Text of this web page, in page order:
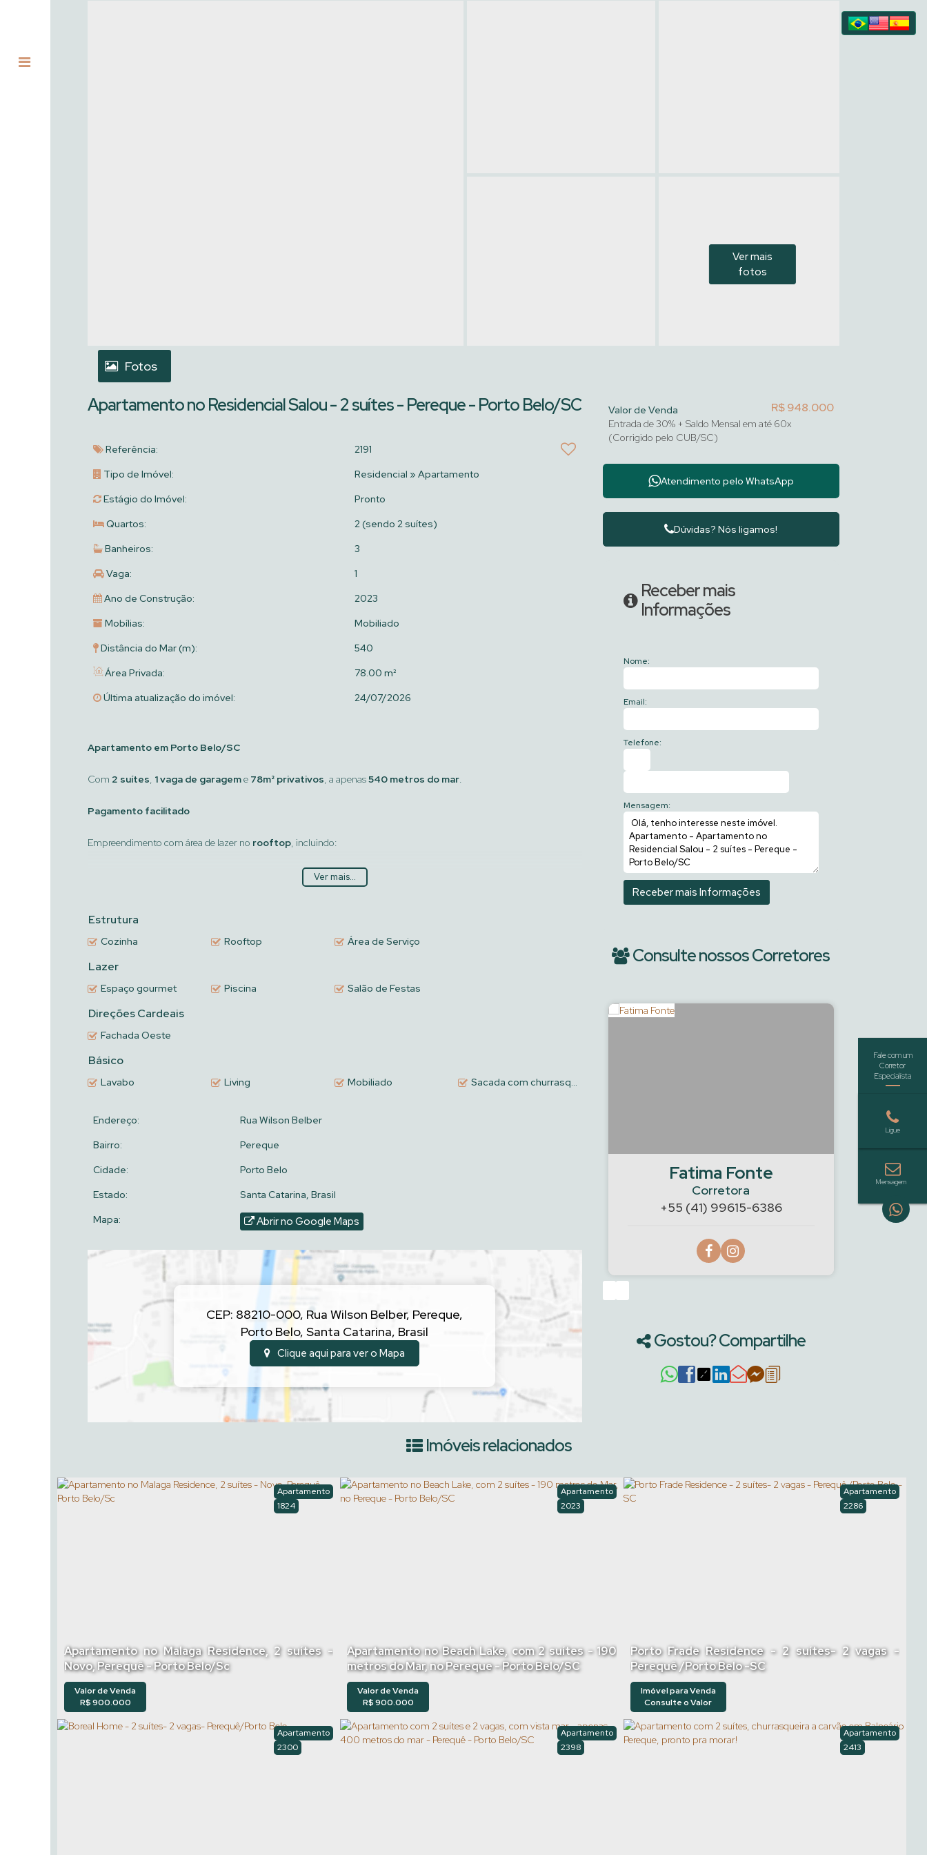
Fotos
Apartamento no Residencial Salou - 2 suítes - Pereque - Porto Belo/SC
Referência:
2191
Tipo de Imóvel:
Residencial » Apartamento
Estágio do Imóvel:
Pronto
Quartos:
2 (sendo 2 suítes)
Banheiros:
3
Vaga:
1
Ano de Construção:
2023
Mobílias:
Mobiliado
Distância do Mar (m):
540
Área Privada:
78.00 m²
Última atualização do imóvel:
24/07/2026
Apartamento em Porto Belo/SC
Com 2 suítes, 1 vaga de garageme 78m² privativos, a apenas540 metros do mar.
Pagamento facilitado
Empreendimento com área de lazer no rooftop, incluindo:
Uma ótima opção em uma das regiões mais valorizadas do litoral catarinense.
Agende sua visita e viva essa experiência única!
Ver mais...
Estrutura
Cozinha Rooftop Área de Serviço
Lazer
Espaço gourmet Piscina Salão de Festas
Direções Cardeais
Fachada Oeste
Básico
Lavabo Living Mobiliado Sacada com churrasqueira a carvão
Endereço:
Rua Wilson Belber
Bairro:
Pereque
Cidade:
Porto Belo
Estado:
Santa Catarina, Brasil
Mapa:
Abrir no Google Maps
CEP: 88210-000, Rua Wilson Belber, Pereque,
Porto Belo,Santa Catarina, Brasil
Clique aqui para ver o Mapa
R$948.000
Valor de Venda
Entrada de 30% + Saldo Mensal em até 60x
(Corrigido pelo CUB/SC)
Atendimento pelo WhatsApp
Dúvidas? Nós ligamos!
Receber mais
Informações
Nome:
Email:
Telefone:
Mensagem:
Consulte nossos Corretores
Fatima Fonte
+55 (41) 99615-6386
Corretora
+55
Gostou? Compartilhe
Imóveis relacionados
Apartamento no Malaga Residence, 2 suítes -
Novo, Perequê - Porto Belo/Sc
1824
Apartamento
R$900.000
Valor de Venda
Apartamento no Beach Lake, com 2 suítes - 190
metros do Mar, no Pereque - Porto Belo/SC
2023
Apartamento
R$900.000
Valor de Venda
Porto Frade Residence - 2 suítes- 2 vagas -
Perequê /Porto Belo -SC
2286
Apartamento
Consulte o Valor
Imóvel para Venda
2300
Apartamento
2398
Apartamento
2413
Apartamento